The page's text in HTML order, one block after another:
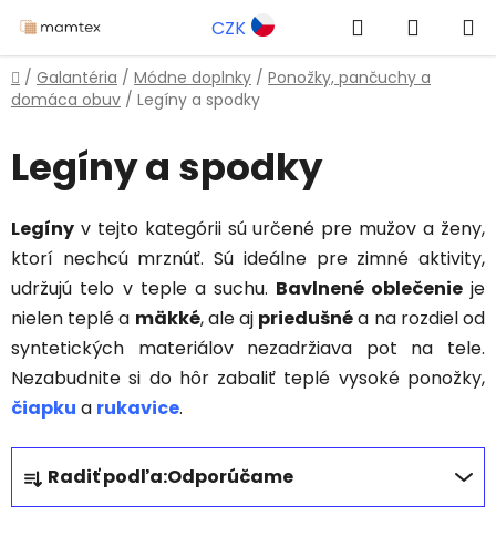
na
obsah
CZK Hľadať
KOŠÍK
Domov
/ Galantéria / Módne doplnky / Ponožky, pančuchy a
domáca obuv / Legíny a spodky
Legíny a spodky
Legíny v tejto kategórii sú určené pre mužov a ženy,
ktorí nechcú mrznúť. Sú ideálne pre zimné aktivity,
udržujú telo v teple a suchu. Bavlnené oblečenieje
nielen teplé a mäkké, ale aj priedušnéa na rozdiel od
syntetických materiálov nezadržiava pot na tele.
Nezabudnite si do hôr zabaliť teplé vysoké ponožky,
čiapku a rukavice.
R
a
d
Radiť podľa:Odporúčame